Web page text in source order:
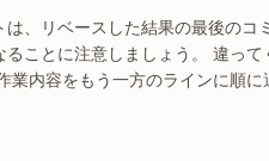
、リベースした結果の最後のコ
ことに注意しましょう。 違って
業内容をもう一方のラインに順に